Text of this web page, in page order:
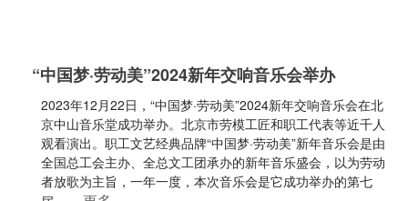
“中国梦·劳动美”2024新年交响音乐会举办
2023年12月22日，“中国梦·劳动美”2024新年交响音乐会在北
京中山音乐堂成功举办。北京市劳模工匠和职工代表等近千人
观看演出。职工文艺经典品牌“中国梦·劳动美”新年音乐会是由
全国总工会主办、全总文工团承办的新年音乐盛会，以为劳动
者放歌为主旨，一年一度，本次音乐会是它成功举办的第七